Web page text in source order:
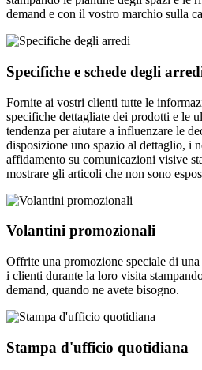
demand e con il vostro marchio sulla
Specifiche e schede degli
Fornite ai vostri clienti tutte le
specifiche dettagliate dei prodotti e le
tendenza per aiutare a influenzare le
disposizione uno spazio al dettaglio, i
affidamento su comunicazioni visive
mostrare gli articoli che non sono
Volantini promozionali
Offrite una promozione speciale di
i clienti durante la loro visita
demand, quando ne avete bisogno.
Stampa d'ufficio quotidiana